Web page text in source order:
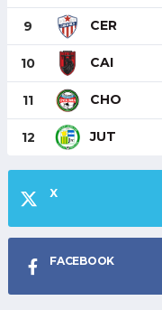
9 CER
10 CAI
11 CHO
12 JUT
X
FACEBOOK